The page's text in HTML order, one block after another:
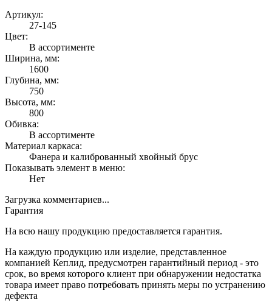
Артикул:
27-145
Цвет:
В ассортименте
Ширина, мм:
1600
Глубина, мм:
750
Высота, мм:
800
Обивка:
В ассортименте
Материал каркаса:
Фанера и калиброванный хвойный брус
Показывать элемент в меню:
Нет
Загрузка комментариев...
Гарантия
На всю нашу продукцию предоставляется гарантия.
На каждую продукцию или изделие, представленное
компанией Кеплид, предусмотрен гарантийный период - это
срок, во время которого клиент при обнаружении недостатка
товара имеет право потребовать принять меры по устранению
дефекта